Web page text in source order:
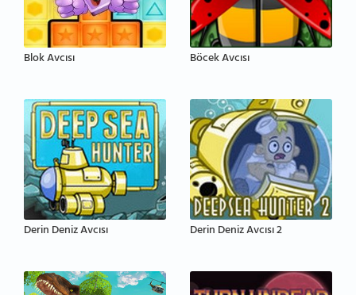
Blok Avcısı Böcek Avcısı
Derin Deniz Avcısı Derin Deniz Avcısı 2